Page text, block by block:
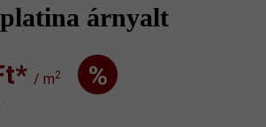
árnyalt
/ m2 %